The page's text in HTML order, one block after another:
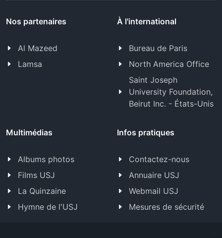
Nos partenaires
Al Mazeed
Lamsa
À l'international
Bureau de Paris
North America Office
Saint Joseph
University Foundation,
Beirut Inc. - États-Unis
Multimédias
Albums photos
Films USJ
La Quinzaine
Hymne de l'USJ
Infos pratiques
Contactez-nous
Annuaire USJ
Webmail USJ
Mesures de sécurité